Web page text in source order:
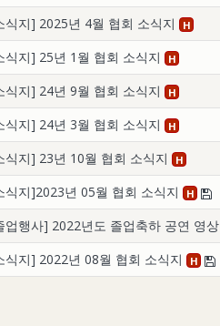
식지] 2025년 4월 협회 소식지 H
식지] 25년 1월 협회 소식지 H
식지] 24년 9월 협회 소식지 H
식지] 24년 3월 협회 소식지 H
식지] 23년 10월 협회 소식지 H
식지]2023년 05월 협회 소식지 H
업행사] 2022년도 졸업축하 공연 영상
식지] 2022년 08월 협회 소식지 H